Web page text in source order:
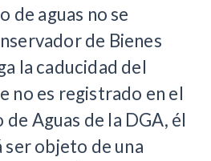
de aguas no se
de Bienes
la caducidad del
no es registrado en el
Aguas de la DGA, él
objeto de una